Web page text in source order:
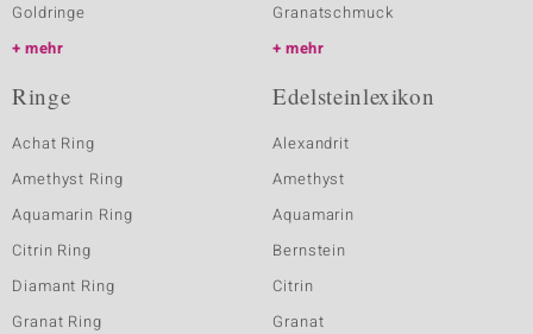
Goldringe
mehr
Granatschmuck
mehr
Ringe
Achat Ring
Amethyst Ring
Aquamarin Ring
Citrin Ring
Diamant Ring
Granat Ring
Edelsteinlexikon
Alexandrit
Amethyst
Aquamarin
Bernstein
Citrin
Granat